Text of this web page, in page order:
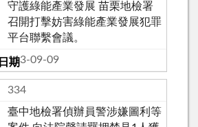
守護綠能產業發展 苗栗地檢署
召開打擊妨害綠能產業發展犯罪
平台聯繫會議。
113-09-09
334
臺中地檢署偵辦員警涉嫌圖利等